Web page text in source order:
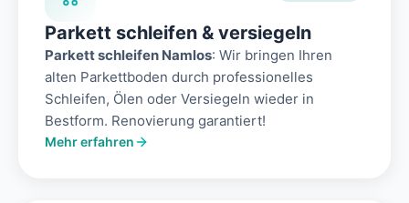
Parkett schleifen & versiegeln
Parkett schleifen Namlos: Wir bringen Ihren
alten Parkettboden durch professionelles
Schleifen, Ölen oder Versiegeln wieder in
Bestform. Renovierung garantiert!
Mehr erfahren